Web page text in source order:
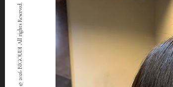
© 2026 BIGOUDI All rights Reserved.